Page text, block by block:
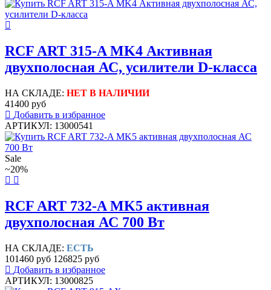
RCF ART 315-A MK4 Активная
двухполосная АС, усилители D-класса
НА СКЛАДЕ: НЕТ В НАЛИЧИИ
41400 руб
Добавить в избранное
АРТИКУЛ: 13000541
Sale
~20%
RCF ART 732-A MK5 активная
двухполосная АС 700 Вт
НА СКЛАДЕ: ЕСТЬ
101460 руб 126825 руб
Добавить в избранное
АРТИКУЛ: 13000825